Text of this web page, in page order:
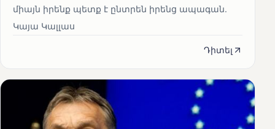
միայն իրենք պետք է ընտրեն իրենց ապագան.
Կայա Կալլաս
Դիտել